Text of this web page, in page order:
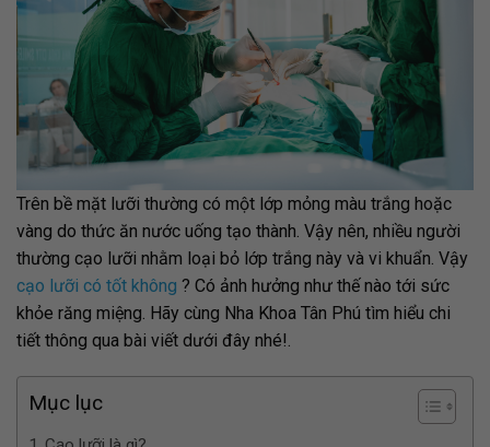
Trên bề mặt lưỡi thường có một lớp mỏng màu trắng hoặc
vàng do thức ăn nước uống tạo thành. Vậy nên, nhiều người
thường cạo lưỡi nhằm loại bỏ lớp trắng này và vi khuẩn. Vậy
cạo lưỡi có tốt không ? Có ảnh hưởng như thế nào tới sức
khỏe răng miệng. Hãy cùng Nha Khoa Tân Phú tìm hiểu chi
tiết thông qua bài viết dưới đây nhé!.
Mục lục